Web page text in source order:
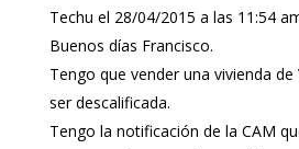
Techu el 28/04/2015 a las 11:54
Buenos días Francisco.
Tengo que vender una vivienda de
ser descalificada.
Tengo la notificación de la CAM